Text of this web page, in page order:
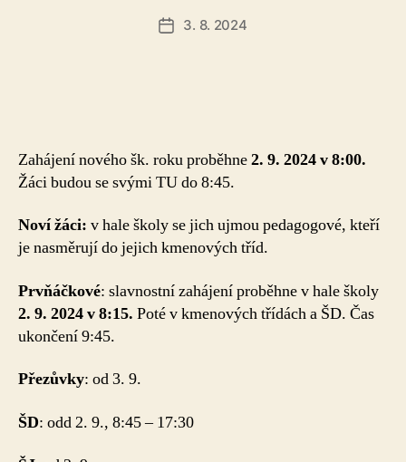
Datum
3. 8. 2024
Zahájení nového šk. roku proběhne2. 9. 2024v 8:00.
Žáci budou se svými TU do 8:45.
Noví žáci: v hale školy se jich ujmou pedagogové, kteří
je nasměrují do jejich kmenových tříd.
Prvňáčkové: slavnostní zahájení proběhne v hale školy
2. 9. 2024 v 8:15. Poté v kmenových třídách a ŠD. Čas
ukončení 9:45.
Přezůvky: od 3. 9.
ŠD: odd 2. 9., 8:45 – 17:30